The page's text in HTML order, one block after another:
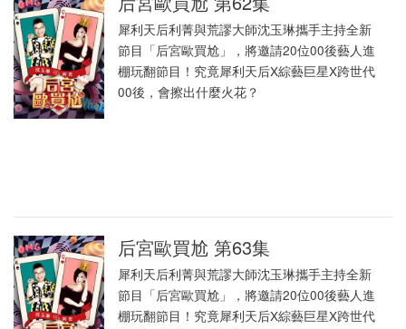
犀利天后利菁與荒謬大師沈玉琳攜手主持全新
節目「后宮歐買尬」，將邀請20位00後藝人進
棚玩翻節目！究竟犀利天后X綜藝巨星X跨世代
00後，會擦出什麼火花？
后宮歐買尬 第63集
犀利天后利菁與荒謬大師沈玉琳攜手主持全新
節目「后宮歐買尬」，將邀請20位00後藝人進
棚玩翻節目！究竟犀利天后X綜藝巨星X跨世代